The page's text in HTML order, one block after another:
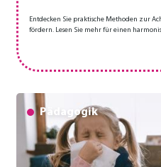
Entdecken Sie praktische Methoden zur
fördern. Lesen Sie mehr für einen
Pädagogik